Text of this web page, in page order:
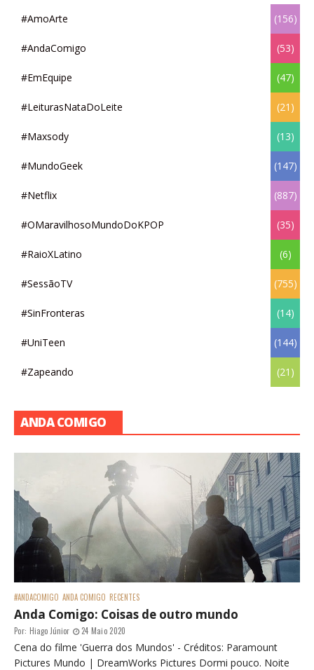
#AmoArte (156)
#AndaComigo (53)
#EmEquipe (47)
#LeiturasNataDoLeite (21)
#Maxsody (13)
#MundoGeek (147)
#Netflix (887)
#OMaravilhosoMundoDoKPOP (35)
#RaioXLatino (6)
#SessãoTV (755)
#SinFronteras (14)
#UniTeen (144)
#Zapeando (21)
ANDA COMIGO
#ANDACOMIGO ANDA COMIGO RECENTES
Anda Comigo: Coisas de outro mundo
Por: Hiago Júnior 24 Maio 2020
Cena do filme 'Guerra dos Mundos' - Créditos: Paramount
Pictures Mundo | DreamWorks Pictures Dormi pouco. Noite